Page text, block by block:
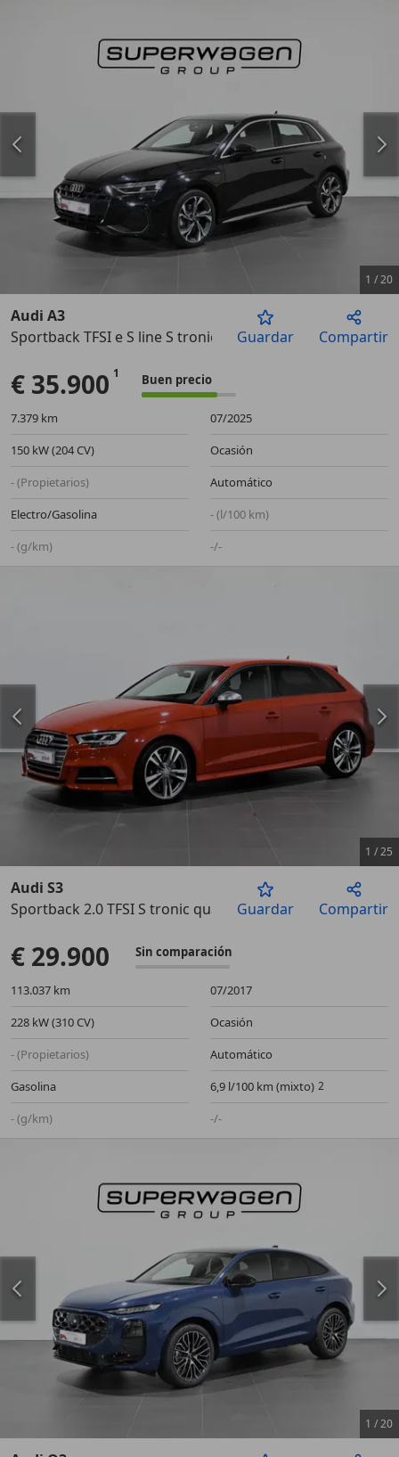
Anterior
1 /20
Audi A3
Sportback TFSI e S line S tronic 150kWGuardar Compartir
€ 35.900 Buen precio
7.379 km
07/2025
150 kW (204 CV)
Ocasión
- (Propietarios)
Automático
Electro/Gasolina
- (l/100 km)
- (g/km)
-/-
Anterior
1 /25
Audi S3
Sportback 2.0 TFSI S tronic quattro 228kW
Guardar Compartir
€ 29.900 Sin comparación
113.037 km
07/2017
228 kW (310 CV)
Ocasión
- (Propietarios)
Automático
Gasolina
6,9 l/100 km (mixto)
- (g/km)
-/-
1 /20